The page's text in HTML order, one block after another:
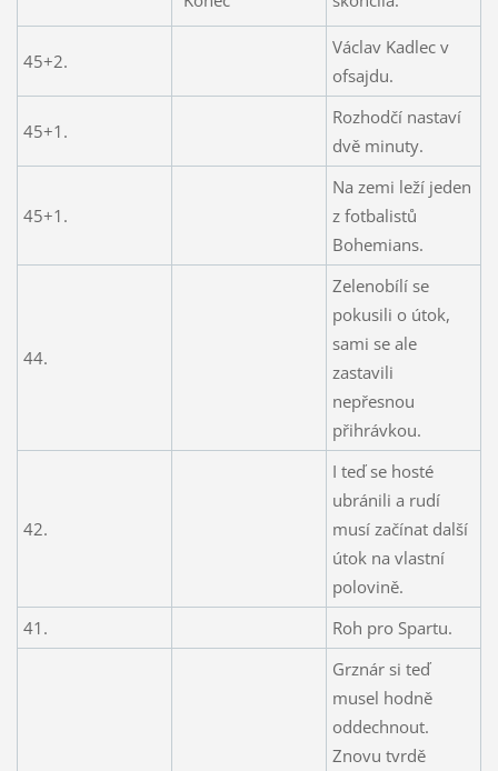
45+2.
Václav Kadlec v
ofsajdu.
45+1.
Rozhodčí nastaví
dvě minuty.
45+1.
Na zemi leží jeden
z fotbalistů
Bohemians.
44.
Zelenobílí se
pokusili o útok,
sami se ale
zastavili
nepřesnou
přihrávkou.
42.
I teď se hosté
ubránili a rudí
musí začínat další
útok na vlastní
polovině.
41.
Roh pro Spartu.
Grznár si teď
musel hodně
oddechnout.
Znovu tvrdě